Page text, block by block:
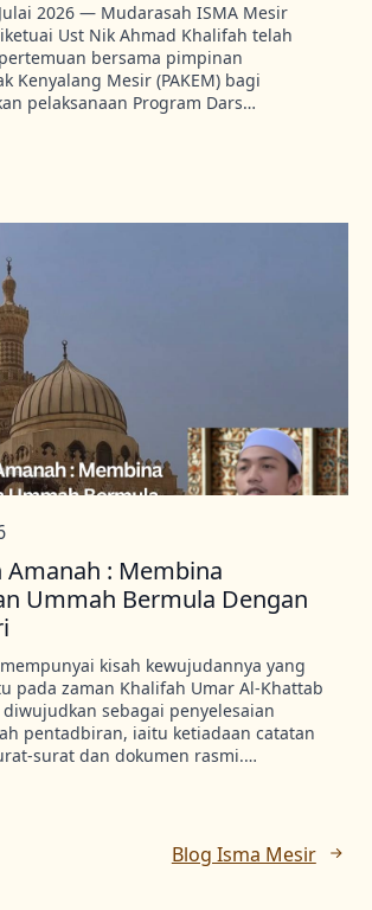
Julai 2026 — Mudarasah ISMA Mesir
Ust Nik Ahmad Khalifah telah
bersama pimpinan
Kenyalang Mesir (PAKEM) bagi
pelaksanaan Program Dars…
Amanah : Membina
Ummah Bermula Dengan
kisah kewujudannya yang
pada zaman Khalifah Umar Al-Khattab
sebagai penyelesaian
pentadbiran, iaitu ketiadaan catatan
surat dan dokumen rasmi.…
Blog Isma Mesir